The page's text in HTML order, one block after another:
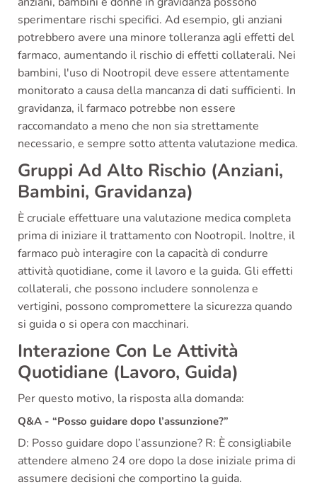
sperimentare rischi specifici. Ad esempio, gli anziani
potrebbero avere una minore tolleranza agli effetti del
farmaco, aumentando il rischio di effetti collaterali. Nei
bambini, l'uso di Nootropil deve essere attentamente
monitorato a causa della mancanza di dati sufficienti. In
gravidanza, il farmaco potrebbe non essere
raccomandato a meno che non sia strettamente
necessario, e sempre sotto attenta valutazione medica.
Gruppi Ad Alto Rischio (Anziani,
Bambini, Gravidanza)
È cruciale effettuare una valutazione medica completa
prima di iniziare il trattamento con Nootropil. Inoltre, il
farmaco può interagire con la capacità di condurre
attività quotidiane, come il lavoro e la guida. Gli effetti
collaterali, che possono includere sonnolenza e
vertigini, possono compromettere la sicurezza quando
si guida o si opera con macchinari.
Interazione Con Le Attività
Quotidiane (Lavoro, Guida)
Per questo motivo, la risposta alla domanda:
Q&A - “Posso guidare dopo l’assunzione?”
D: Posso guidare dopo l’assunzione? R: È consigliabile
attendere almeno 24 ore dopo la dose iniziale prima di
assumere decisioni che comportino la guida.